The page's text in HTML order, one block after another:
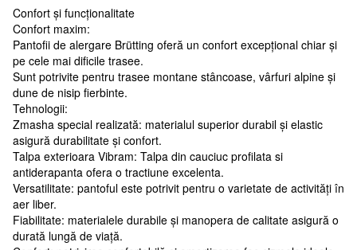
Confort și funcționalitate
Confort maxim:
Pantofii de alergare Brütting oferă un confort excepțional chiar și
pe cele mai dificile trasee.
Sunt potrivite pentru trasee montane stâncoase, vârfuri alpine și
dune de nisip fierbinte.
Tehnologii:
Zmasha special realizată: materialul superior durabil și elastic
asigură durabilitate și confort.
Talpa exterioara Vibram: Talpa din cauciuc profilata si
antiderapanta ofera o tractiune excelenta.
Versatilitate: pantoful este potrivit pentru o varietate de activități în
aer liber.
Fiabilitate: materialele durabile și manopera de calitate asigură o
durată lungă de viață.